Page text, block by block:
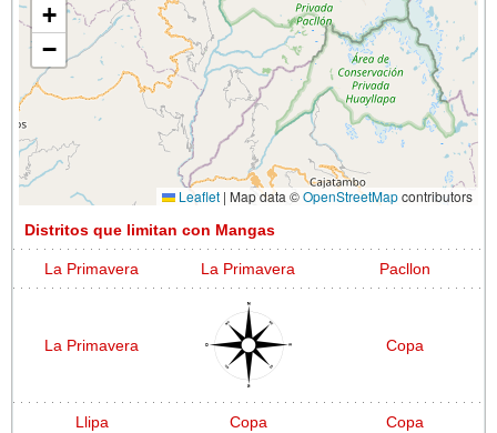
+
−
Leaflet | Map data ©OpenStreetMapcontributors
Distritos que limitan con Mangas
La Primavera La Primavera Pacllon
La Primavera Copa
Llipa Copa Copa